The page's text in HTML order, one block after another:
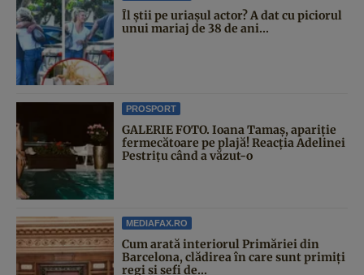
Îl știi pe uriașul actor? A dat cu piciorul
unui mariaj de 38 de ani...
PROSPORT
GALERIE FOTO. Ioana Tamaş, apariție
fermecătoare pe plajă! Reacția Adelinei
Pestrițu când a văzut-o
MEDIAFAX.RO
Cum arată interiorul Primăriei din
Barcelona, clădirea în care sunt primiți
regi și șefi de...